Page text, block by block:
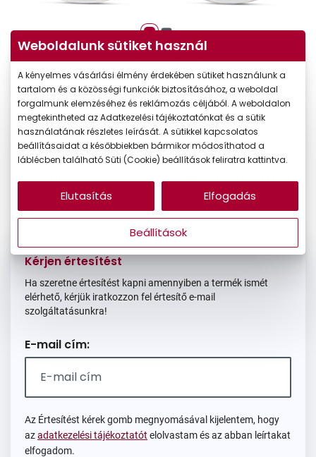
Ár: 24.490 Ft
Törzsvásárlói ár: 20.817 Ft
Méret: S51/20/145 Mi a méretem?
Kérjen értesítést
Ha szeretne értesítést kapni amennyiben a termék ismét
elérhető, kérjük iratkozzon fel értesítő e-mail
szolgáltatásunkra!
E-mail cím:
Az Értesítést kérek gomb megnyomásával kijelentem, hogy
azadatkezelési tájékoztatót elolvastam és az abban leírtakat
elfogadom.
Weboldalunk sütiket használ
A kényelmes vásárlási élmény érdekében sütiket használunk a
tartalom és a közösségi funkciók biztosításához, a weboldal
forgalmunk elemzéséhez és reklámozás céljából. A weboldalon
megtekintheted az Adatkezelési tájékoztatónkat és a sütik
használatának részletes leírását. A sütikkel kapcsolatos
beállításaidat a későbbiekben bármikor módosíthatod a
láblécben található Süti (Cookie) beállítások feliratra kattintva.
Beállítások
Elutasítás Elfogadás